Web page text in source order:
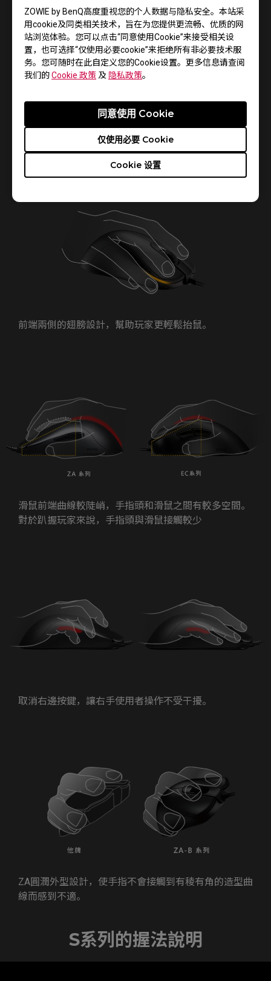
ZOWIE by BenQ高度重视您的个人数据与隐私安全。本站采
用cookie及同类相关技术，旨在为您提供更流畅、优质的网
站浏览体验。您可以点击“同意使用Cookie”来接受相关设
置，也可选择“仅使用必要cookie”来拒绝所有非必要技术服
务。您可随时在此自定义您的Cookie设置。更多信息请查阅
我们的Cookie 政策 及 隐私政策。
Cookie 设置
仅使用必要 Cookie
同意使用 Cookie
滑鼠兩側前方加寬，抬鼠時提供較多的支撐和穩定。
前端兩側的翅膀設計，幫助玩家更輕鬆抬鼠。
滑鼠前端曲線較陡峭，手指頭和滑鼠之間有較多空間。
對於趴握玩家來說，手指頭與滑鼠接觸較少
取消右邊按鍵，讓右手使用者操作不受干擾。
ZA圓潤外型設計，使手指不會接觸到有稜有角的造型曲
線而感到不適。
S系列的握法說明